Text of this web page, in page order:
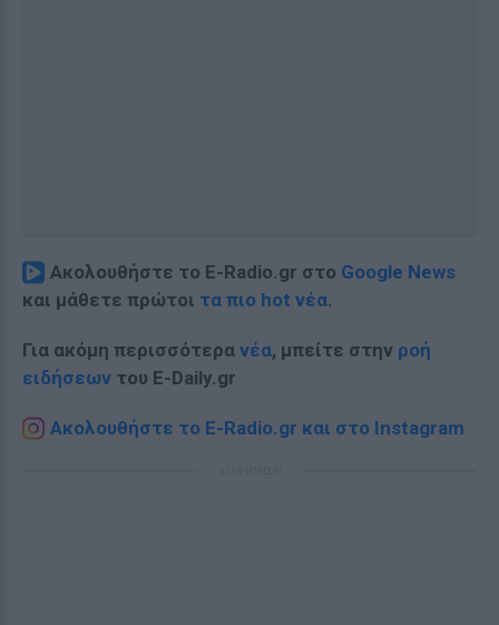
Ακολουθήστε το E-Radio.gr στο Google News
και μάθετε πρώτοι τα πιο hot νέα.
Για ακόμη περισσότερα νέα, μπείτε στην ροή
ειδήσεων του E-Daily.gr
Ακολουθήστε το E-Radio.gr και στο Instagram